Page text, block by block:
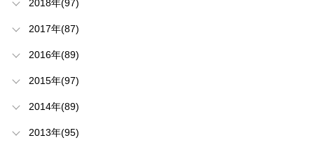
2018年(97)
2017年(87)
2016年(89)
2015年(97)
2014年(89)
2013年(95)